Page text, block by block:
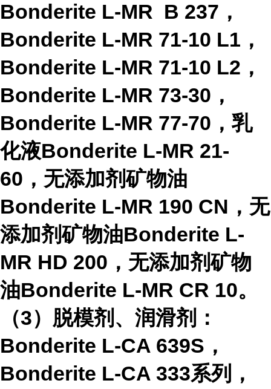
Bonderite L-MR B 237 ，
Bonderite L-MR 71-10 L1 ，
Bonderite L-MR 71-10 L2 ，
Bonderite L-MR 73-30 ，
Bonderite L-MR 77-70 ，乳
化液Bonderite L-MR 21-
60 ，无添加剂矿物油
Bonderite L-MR 190 CN ，无
添加剂矿物油Bonderite L-
MR HD 200 ，无添加剂矿物
油Bonderite L-MR CR 10。
（3）脱模剂、润滑剂：
Bonderite L-CA 639S ，
Bonderite L-CA 333系列，